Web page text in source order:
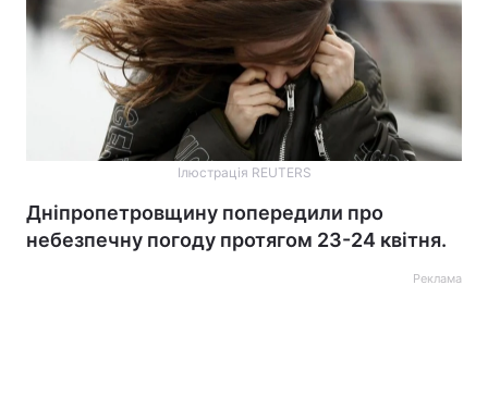
Ілюстрація REUTERS
Дніпропетровщину попередили про
небезпечну погоду протягом 23-24 квітня.
Реклама